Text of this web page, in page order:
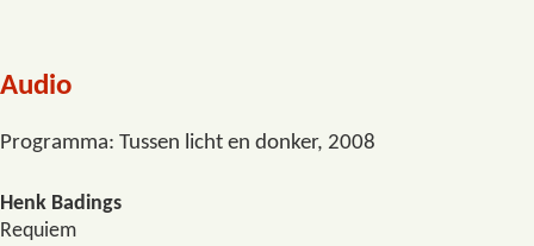
Audio
Programma: Tussen licht en donker, 2008
Henk Badings
Requiem